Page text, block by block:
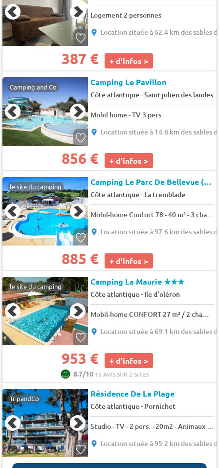
Logement 2 personnes
Location située à 62.4 km des sables
387 € + d'infos >
Camping and Co Camping Le Pavillon
Côte atlantique-Saint julien des landes
Mobil home - TV 3 pers.
Location située à 14.8 km des sables
856 € + d'infos >
le site du camping Camping Le Parc De Bellevue (Arvert à 1 km)
Côte atlantique- La tremblade
Mobil-home Confort 78 - 40 m² - 3 chambres - Climatisation 6 pers.
Location située à 97.6 km des sables
885 € + d'infos >
le site du camping Camping La Maurie★★★
Côte atlantique- Ile d'oléron
Mobil-home CONFORT 27 m² / 2 chambres 5 pers.
Location située à 69.1 km des sables
953 € + d'infos >
8.7/10 15 AVIS SUR 2 SITES
TripandCo Résidence De La Plage
Côte atlantique- Pornichet
Studio - TV - 2 pers. - 20m2 - Animaux admis
Location située à 95.2 km des sables